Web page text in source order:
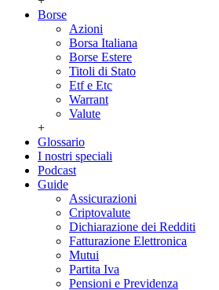
Borse
Azioni
Borsa Italiana
Borse Estere
Titoli di Stato
Etf e Etc
Warrant
Valute
+
Glossario
I nostri speciali
Podcast
Guide
Assicurazioni
Criptovalute
Dichiarazione dei Redditi
Fatturazione Elettronica
Mutui
Partita Iva
Pensioni e Previdenza